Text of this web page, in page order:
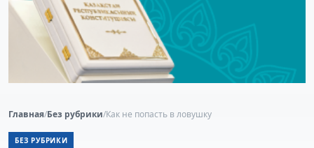
Главная/Без рубрики/Как не попасть в ловушку
БЕЗ РУБРИКИ